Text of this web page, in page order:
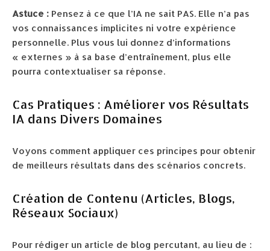
Astuce : Pensez à ce que l’IA ne sait PAS. Elle n’a pas
vos connaissances implicites ni votre expérience
personnelle. Plus vous lui donnez d’informations
« externes » à sa base d’entraînement, plus elle
pourra contextualiser sa réponse.
Cas Pratiques : Améliorer vos Résultats
IA dans Divers Domaines
Voyons comment appliquer ces principes pour obtenir
de meilleurs résultats dans des scénarios concrets.
Création de Contenu (Articles, Blogs,
Réseaux Sociaux)
Pour rédiger un article de blog percutant, au lieu de :